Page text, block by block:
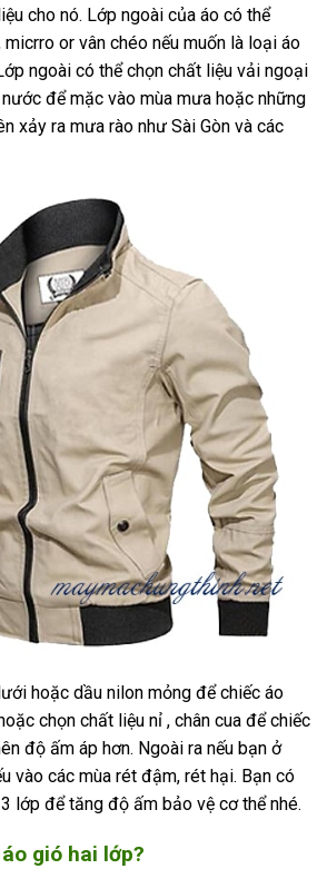
cho nó. Lớp ngoài của áo có thể
or vân chéo nếu muốn là loại áo
ngoài có thể chọn chất liệu vải ngoại
để mặc vào mùa mưa hoặc những
xảy ra mưa rào như Sài Gòn và các
hoặc dầu nilon mỏng để chiếc áo
chọn chất liệu nỉ , chân cua để chiếc
độ ấm áp hơn. Ngoài ra nếu bạn ở
vào các mùa rét đậm, rét hại. Bạn có
lớp để tăng độ ấm bảo vệ cơ thể nhé.
gió hai lớp?